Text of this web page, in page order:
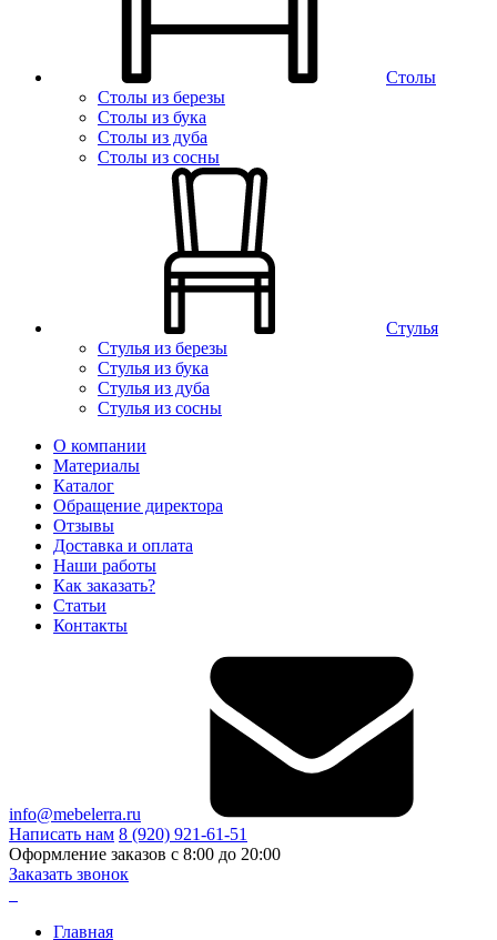
Столы
Столы из березы
Столы из бука
Столы из дуба
Столы из сосны
Стулья
Стулья из березы
Стулья из бука
Стулья из дуба
Стулья из сосны
О компании
Материалы
Каталог
Обращение директора
Отзывы
Доставка и оплата
Наши работы
Как заказать?
Статьи
Контакты
info@mebelerra.ru
Написать нам 8 (920) 921-61-51
Оформление заказов с 8:00 до 20:00
Заказать звонок
Главная